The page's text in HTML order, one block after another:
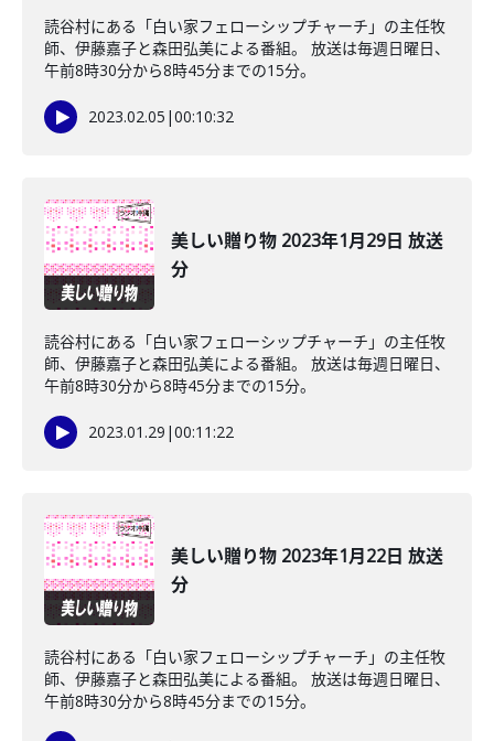
読谷村にある「白い家フェローシップチャーチ」の主任牧
師、伊藤嘉子と森田弘美による番組。 放送は毎週日曜日、
午前8時30分から8時45分までの15分。
2023.02.05 |00:10:32
美しい贈り物 2023年1月29日 放送
分
読谷村にある「白い家フェローシップチャーチ」の主任牧
師、伊藤嘉子と森田弘美による番組。 放送は毎週日曜日、
午前8時30分から8時45分までの15分。
2023.01.29 |00:11:22
美しい贈り物 2023年1月22日 放送
分
読谷村にある「白い家フェローシップチャーチ」の主任牧
師、伊藤嘉子と森田弘美による番組。 放送は毎週日曜日、
午前8時30分から8時45分までの15分。